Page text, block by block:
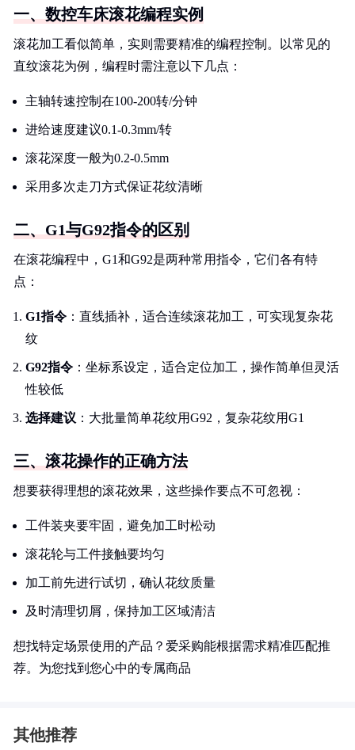
一、数控车床滚花编程实例
滚花加工看似简单，实则需要精准的编程控制。以常见的
直纹滚花为例，编程时需注意以下几点：
主轴转速控制在100-200转/分钟
进给速度建议0.1-0.3mm/转
滚花深度一般为0.2-0.5mm
采用多次走刀方式保证花纹清晰
二、G1与G92指令的区别
在滚花编程中，G1和G92是两种常用指令，它们各有特
点：
G1指令 ：直线插补，适合连续滚花加工，可实现复杂花
纹
G92指令 ：坐标系设定，适合定位加工，操作简单但灵活
性较低
选择建议 ：大批量简单花纹用G92，复杂花纹用G1
三、滚花操作的正确方法
想要获得理想的滚花效果，这些操作要点不可忽视：
工件装夹要牢固，避免加工时松动
滚花轮与工件接触要均匀
加工前先进行试切，确认花纹质量
及时清理切屑，保持加工区域清洁
想找特定场景使用的产品？爱采购能根据需求精准匹配推
荐。为您找到您心中的专属商品
其他推荐